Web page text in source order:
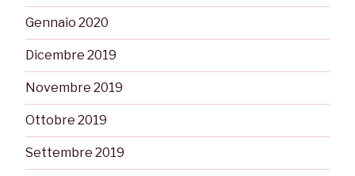
Gennaio 2020
Dicembre 2019
Novembre 2019
Ottobre 2019
Settembre 2019